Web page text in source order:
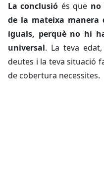
La conclusió és que no
de la mateixa manera
iguals, perquè no hi
universal. La teva
deutes i la teva situació
de cobertura necessites.